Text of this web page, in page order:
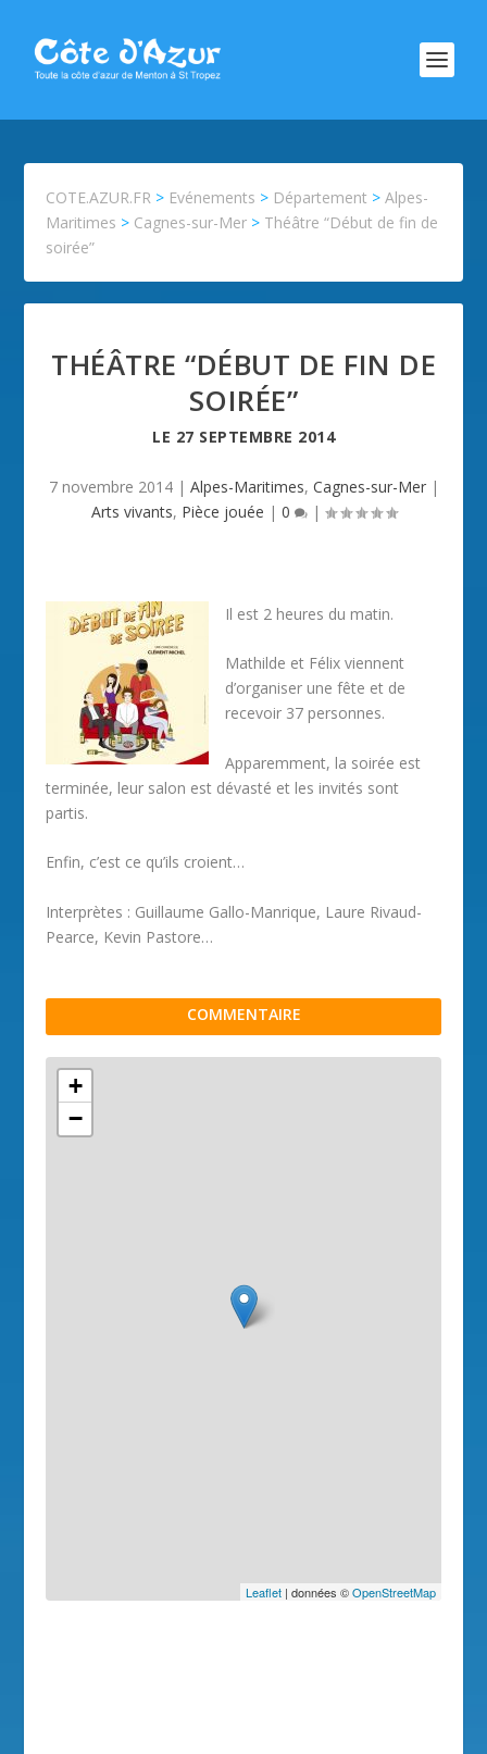
COTE.AZUR.FR > Evénements > Département >Alpes-
Maritimes > Cagnes-sur-Mer > Théâtre “Début de fin de
soirée”
THÉÂTRE “DÉBUT DE FIN DE
SOIRÉE”
LE 27 SEPTEMBRE 2014
7 novembre 2014| Alpes-Maritimes, Cagnes-sur-Mer|
Arts vivants, Pièce jouée | 0 |
Il est 2 heures du matin.
Mathilde et Félix viennent
d’organiser une fête et de
recevoir 37 personnes.
Apparemment, la soirée est
terminée, leur salon est dévasté et les invités sont
partis.
Enfin, c’est ce qu’ils croient…
Interprètes : Guillaume Gallo-Manrique, Laure Rivaud-
Pearce, Kevin Pastore…
COMMENTAIRE
+
−
Leaflet| données ©OpenStreetMap